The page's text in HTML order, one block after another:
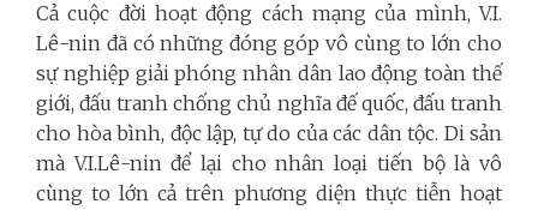
Cả cuộc đời hoạt động cách mạng của mình, V.I.
Lê-nin đã có những đóng góp vô cùng to lớn cho
sự nghiệp giải phóng nhân dân lao động toàn thế
giới, đấu tranh chống chủ nghĩa đế quốc, đấu tranh
cho hòa bình, độc lập, tự do của các dân tộc. Di sản
mà V.I.Lê-nin để lại cho nhân loại tiến bộ là vô
cùng to lớn cả trên phương diện thực tiễn hoạt